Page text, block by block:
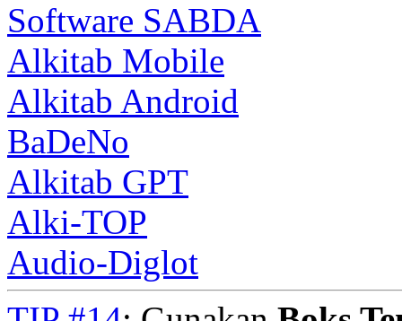
Software SABDA
Alkitab Mobile
Alkitab Android
BaDeNo
Alkitab GPT
Alki-TOP
Audio-Diglot